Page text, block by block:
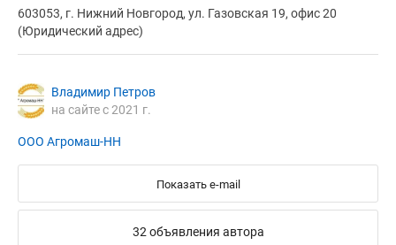
603053, г. Нижний Новгород, ул. Газовская 19, офис 20
(Юридический адрес)
Владимир Петров
на сайте с 2021 г.
ООО Агромаш-НН
Показать e-mail
32 объявления автора